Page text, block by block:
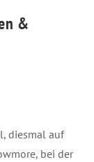
&
diesmal auf
bei der